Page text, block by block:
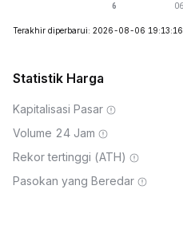
Terakhir diperbarui: 2026-08-06 19:13:16
Statistik Harga
Kapitalisasi Pasar
Volume 24 Jam
Rekor tertinggi (ATH)
Pasokan yang Beredar